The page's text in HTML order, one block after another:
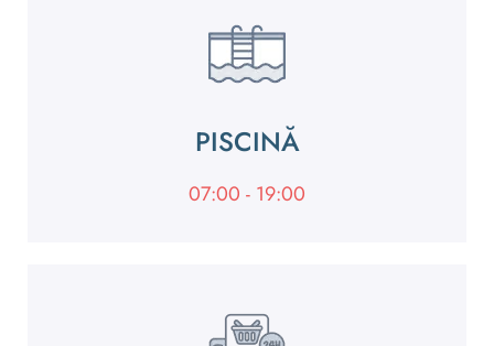
PISCINĂ
07:00 - 19:00